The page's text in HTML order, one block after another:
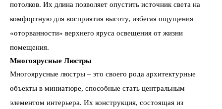
потолков. Их длина позволяет опустить источник света на
комфортную для восприятия высоту, избегая ощущения
«оторванности» верхнего яруса освещения от жизни
помещения.
Многоярусные Люстры
Многоярусные люстры – это своего рода архитектурные
объекты в миниатюре, способные стать центральным
элементом интерьера. Их конструкция, состоящая из